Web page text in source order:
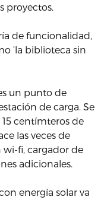
proyectos.
de funcionalidad,
‘la biblioteca sin
un punto de
de carga. Se
centímteros de
las veces de
fi, cargador de
adicionales.
energía solar va